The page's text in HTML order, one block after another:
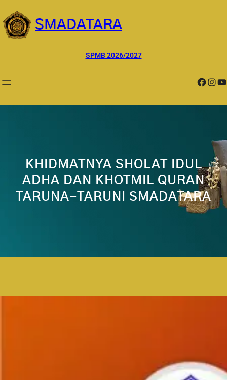
ke
konten
SMADATARA
SPMB 2026/2027
Facebook InstagramYouTube
KHIDMATNYA SHOLAT IDUL
ADHA DAN KHOTMIL QURAN
TARUNA-TARUNI SMADATARA